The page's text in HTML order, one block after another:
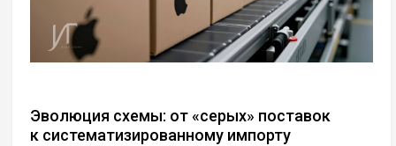
Эволюция схемы: от «серых» поставок
к систематизированному импорту